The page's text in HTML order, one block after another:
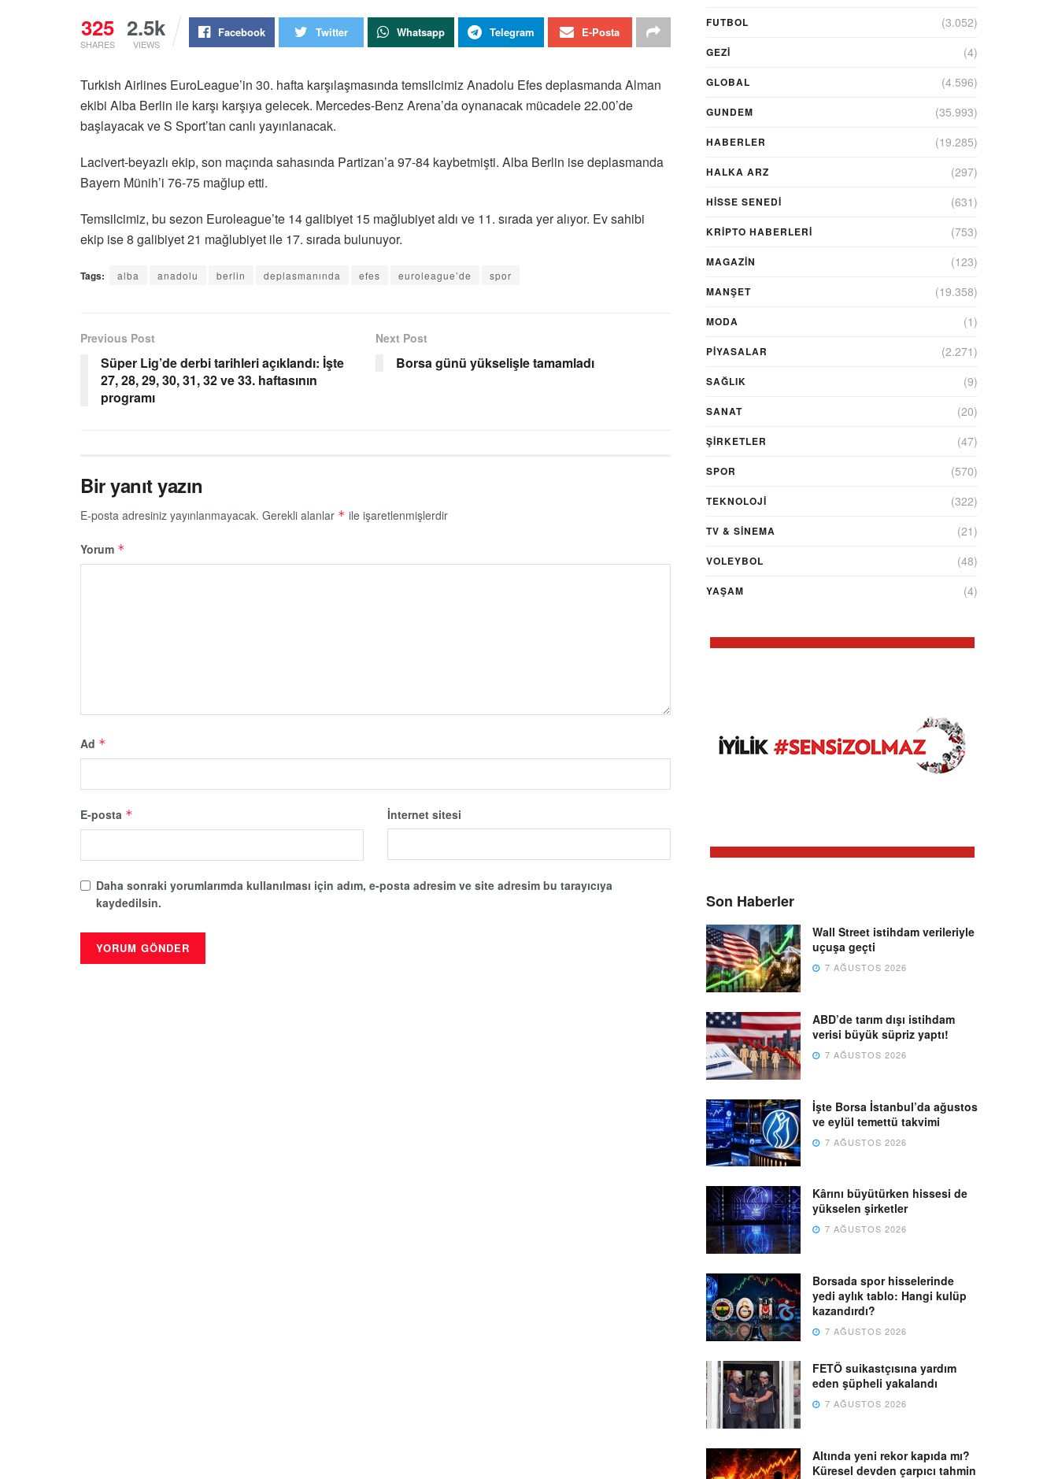
325
SHARES
2.5k
VIEWS
Facebook Twitter Whatsapp Telegram E-Posta
Turkish Airlines EuroLeague’in 30. hafta karşılaşmasında temsilcimizAnadolu Efesdeplasmanda Alman
ekibi Alba Berlin ile karşı karşıya gelecek. Mercedes-Benz Arena’da oynanacak mücadele 22.00’de
başlayacak ve S Sport’tan canlı yayınlanacak.
Lacivert-beyazlı ekip, son maçında sahasında Partizan’a 97-84 kaybetmişti. Alba Berlin ise deplasmanda
Bayern Münih’i 76-75 mağlup etti.
Temsilcimiz, bu sezon Euroleague’te 14 galibiyet 15 mağlubiyet aldı ve 11. sırada yer alıyor. Ev sahibi
ekip ise 8 galibiyet 21 mağlubiyet ile 17. sırada bulunuyor.
Tags: alba anadolu berlin deplasmanında efes euroleague’de spor
Previous Post
Süper Lig’de derbi tarihleri açıklandı: İşte
27, 28, 29, 30, 31, 32 ve 33. haftasının
programı
Next Post
Borsa günü yükselişle tamamladı
Bir yanıt yazın
E-posta adresiniz yayınlanmayacak. Gerekli alanlar * ile işaretlenmişlerdir
Yorum *
Ad *
E-posta * İnternet sitesi
Daha sonraki yorumlarımda kullanılması için adım, e-posta adresim ve site adresim bu tarayıcıya
kaydedilsin.
FUTBOL (3.052)
GEZI (4)
GLOBAL (4.596)
GUNDEM (35.993)
HABERLER (19.285)
HALKA ARZ (297)
HİSSE SENEDİ (631)
KRIPTO HABERLERI (753)
MAGAZİN (123)
MANŞET (19.358)
MODA (1)
PİYASALAR (2.271)
SAĞLIK (9)
SANAT (20)
ŞIRKETLER (47)
SPOR (570)
TEKNOLOJİ (322)
TV & SINEMA (21)
VOLEYBOL (48)
YAŞAM (4)
Son Haberler
Wall Street istihdam verileriyle
uçuşa geçti
7 AĞUSTOS 2026
ABD’de tarım dışı istihdam
verisi büyük süpriz yaptı!
7 AĞUSTOS 2026
İşte Borsa İstanbul’da ağustos
ve eylül temettü takvimi
7 AĞUSTOS 2026
Kârını büyütürken hissesi de
yükselen şirketler
7 AĞUSTOS 2026
Borsada spor hisselerinde
yedi aylık tablo: Hangi kulüp
kazandırdı?
7 AĞUSTOS 2026
FETÖ suikastçısına yardım
eden şüpheli yakalandı
7 AĞUSTOS 2026
Altında yeni rekor kapıda mı?
Küresel devden çarpıcı tahmin